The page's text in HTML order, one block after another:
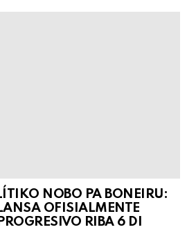
NOBO PA BONEIRU:
OFISIALMENTE
RIBA 6 DI